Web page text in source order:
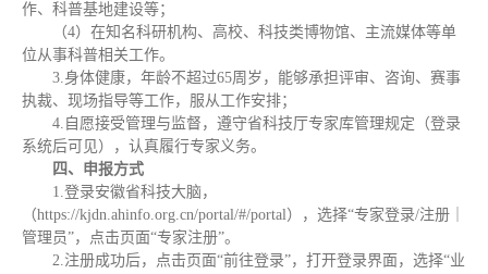
作、科普基地建设等；
（4）在知名科研机构、高校、科技类博物馆、主流媒体等单
位从事科普相关工作。
3.身体健康，年龄不超过65周岁，能够承担评审、咨询、赛事
执裁、现场指导等工作，服从工作安排；
4.自愿接受管理与监督，遵守省科技厅专家库管理规定（登录
系统后可见），认真履行专家义务。
四、申报方式
1.登录安徽省科技大脑，
（https://kjdn.ahinfo.org.cn/portal/#/portal），选择“专家登录/注册｜
管理员”，点击页面“专家注册”。
2.注册成功后，点击页面“前往登录”，打开登录界面，选择“业